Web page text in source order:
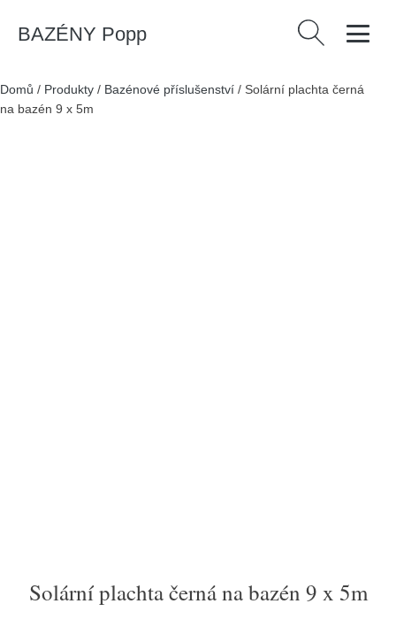
BAZÉNY Popp Vyhledávání
Domů / Produkty / Bazénové příslušenství / Solární plachta černá
na bazén 9 x 5m
Solární plachta černá na bazén 9 x 5m